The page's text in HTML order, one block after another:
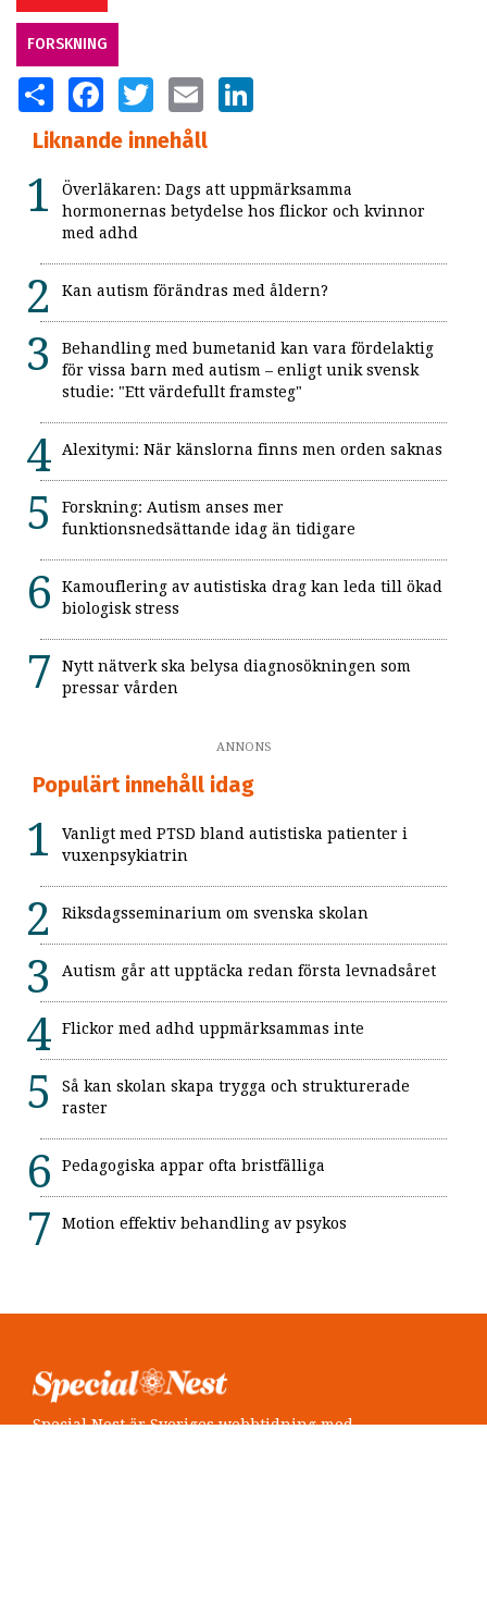
FORSKNING
SHARE FACEBOOKTWITTER EMAIL
Liknande innehåll
Överläkaren: Dags att uppmärksamma
hormonernas betydelse hos flickor och kvinnor
med adhd
Kan autism förändras med åldern?
Behandling med bumetanid kan vara fördelaktig
för vissa barn med autism – enligt unik svensk
studie: "Ett värdefullt framsteg"
Alexitymi: När känslorna finns men orden saknas
Forskning: Autism anses mer
funktionsnedsättande idag än tidigare
Kamouflering av autistiska drag kan leda till ökad
biologisk stress
Nytt nätverk ska belysa diagnosökningen som
pressar vården
ANNONS
Populärt innehåll idag
Vanligt med PTSD bland autistiska patienter i
vuxenpsykiatrin
Riksdagsseminarium om svenska skolan
Autism går att upptäcka redan första levnadsåret
Flickor med adhd uppmärksammas inte
Så kan skolan skapa trygga och strukturerade
raster
Pedagogiska appar ofta bristfälliga
Motion effektiv behandling av psykos
Special Nest är Sveriges webbtidning med